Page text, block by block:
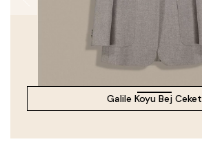
Galile Koyu Bej Ceket